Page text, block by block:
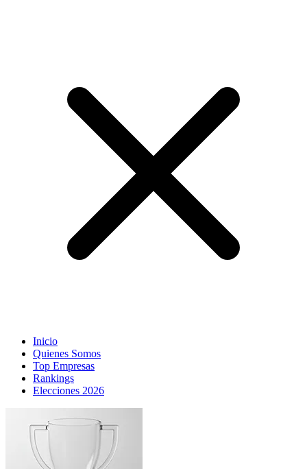
Inicio
Quienes Somos
Top Empresas
Rankings
Elecciones 2026